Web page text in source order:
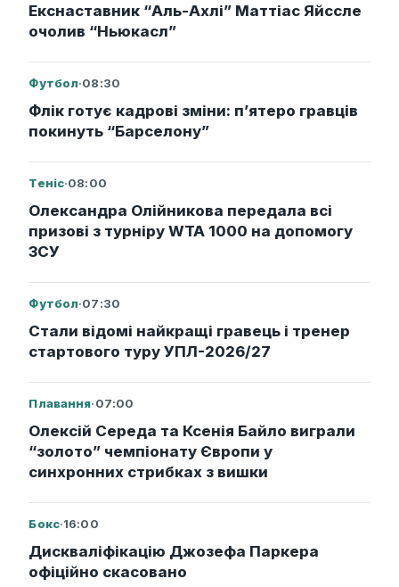
Екснаставник “Аль-Ахлі” Маттіас Яйссле
очолив “Ньюкасл”
Футбол·08:30
Флік готує кадрові зміни: п’ятеро гравців
покинуть “Барселону”
Теніс·08:00
Олександра Олійникова передала всі
призові з турніру WTA 1000 на допомогу
ЗСУ
Футбол·07:30
Стали відомі найкращі гравець і тренер
стартового туру УПЛ-2026/27
Плавання·07:00
Олексій Середа та Ксенія Байло виграли
“золото” чемпіонату Європи у
синхронних стрибках з вишки
Бокс·16:00
Дискваліфікацію Джозефа Паркера
офіційно скасовано